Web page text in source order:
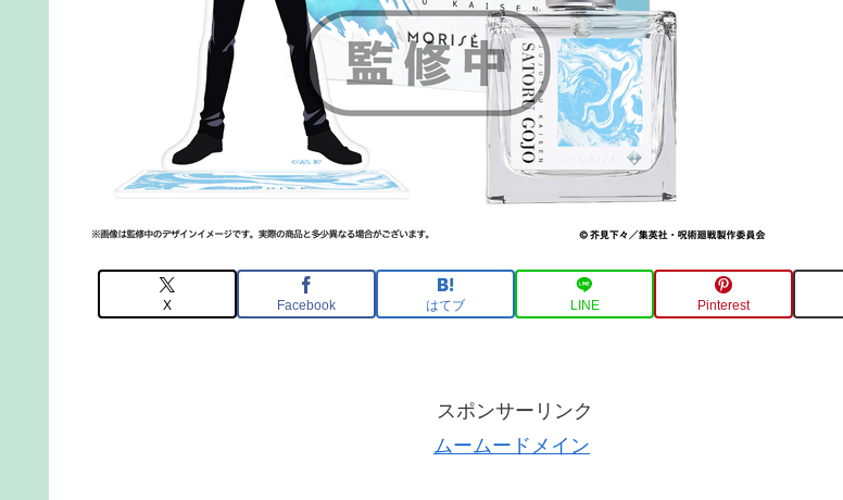
X Facebook はてブ LINE Pinterest
スポンサーリンク
ムームードメイン